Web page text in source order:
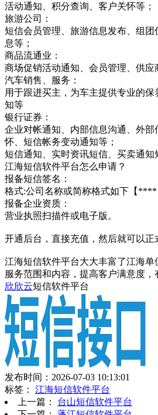
活动通知、积分查询、客户关怀等；
旅游公司：
短信会员管理、旅游信息发布、组
息等；
商品流通业：
商场促销活动通知、会员管理、供应
汽车销售、服务：
用于跟进买主，为车主提供专业的
知等
银行证券：
企业对帐通知、内部信息沟通、外部
怀、短信帐务变动通知等；
短信通知、实时资讯短信、买卖通知
江海短信软件平台怎么申请？
报备短信签名：
格式:公司名称或简称格式如下【****
报备企业资质：
营业执照扫描件或电子版。
开通后台，直接充值，然后就可以正
江海短信软件平台大大丰富了江海
服务范围和内容，提高客户满意度，
欣欣云短信软件平台
发布时间：2026-07-03 10:13:01
标签： 江海短信软件平台
上一篇： 台山短信软件平台